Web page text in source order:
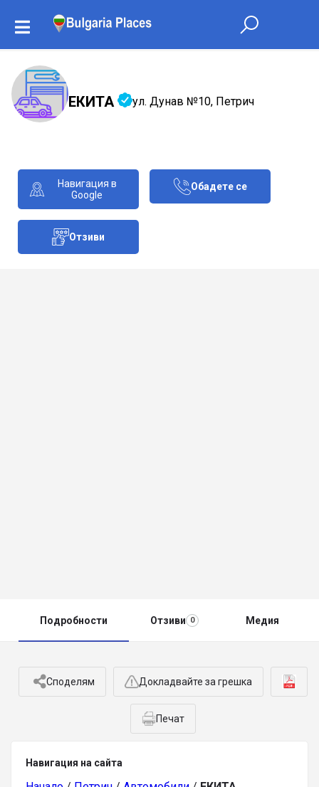
ЕКИТА ул. Дунав №10, Петрич
Навигация в
Google
Обадете се
Отзиви
Подробности Отзиви 0 Медия
Споделям Докладвайте за грешка
Печат
Навигация на сайта